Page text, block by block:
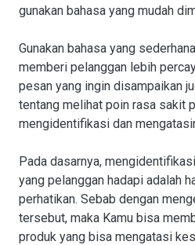
gunakan bahasa yang mudah
Gunakan bahasa yang
memberi pelanggan lebih
pesan yang ingin disampaikan
tentang melihat poin rasa sakit
mengidentifikasi dan
Pada dasarnya,
yang pelanggan hadapi adalah
perhatikan. Sebab dengan
tersebut, maka Kamu bisa
produk yang bisa mengatasi